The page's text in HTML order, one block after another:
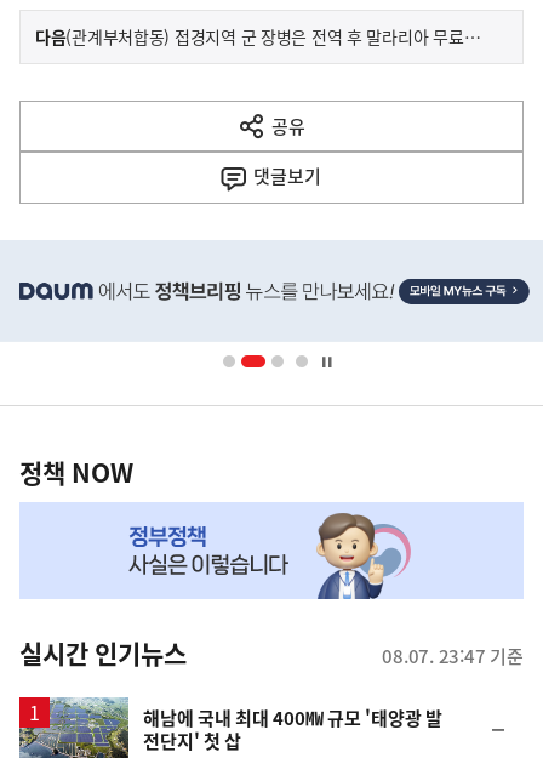
이
전
다
음
다음기
(관계부처합동) 접경지역 군 장병은 전역 후 말라리아 무료검사로 건강 지키세요!(4.9.수)
공유
열
기
댓글보기
단
영
책
NOW,
뉴
스
정책 NOW
실시간 인기뉴스 08.07. 23:47 기준
해남에 국내 최대 400㎿ 규모 '태양광 발
전단지' 첫 삽